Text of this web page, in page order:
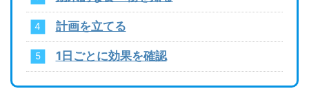
計画を立てる
1日ごとに効果を確認